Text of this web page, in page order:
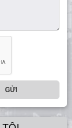
GỬI